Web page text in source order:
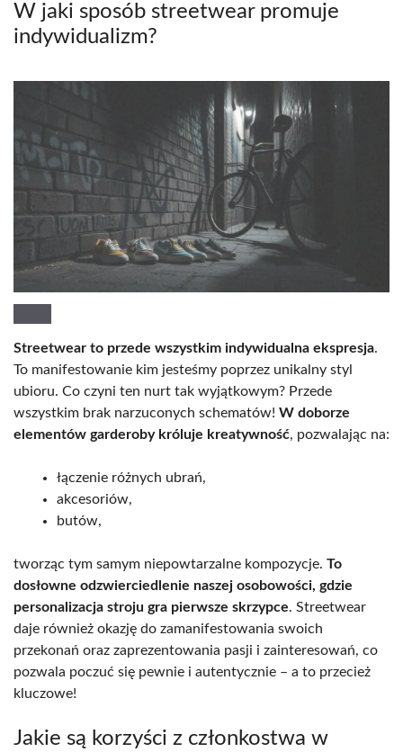
W jaki sposób streetwear promuje
indywidualizm?
Streetwear to przede wszystkim indywidualna ekspresja.
To manifestowanie kim jesteśmy poprzez unikalny styl
ubioru. Co czyni ten nurt tak wyjątkowym? Przede
wszystkim brak narzuconych schematów! W doborze
elementów garderoby króluje kreatywność, pozwalając na:
łączenie różnych ubrań,
akcesoriów,
butów,
tworząc tym samym niepowtarzalne kompozycje. To
dosłowne odzwierciedlenie naszej osobowości, gdzie
personalizacja stroju gra pierwsze skrzypce. Streetwear
daje również okazję do zamanifestowania swoich
przekonań oraz zaprezentowania pasji i zainteresowań, co
pozwala poczuć się pewnie i autentycznie – a to przecież
kluczowe!
Jakie są korzyści z członkostwa w